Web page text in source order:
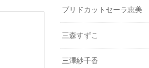
ブリドカットセーラ恵美
三森すずこ
三澤紗千香